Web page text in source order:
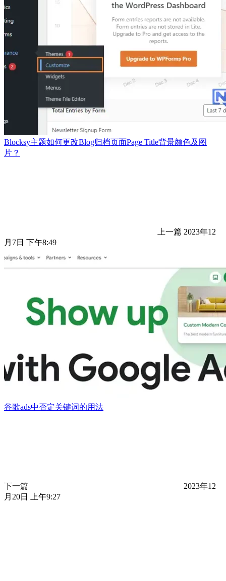
Blocksy主题如何更改Blog归档页面Page Title背景颜色及图
片？
上一篇 2023年12
月7日 下午8:49
谷歌ads中否定关键词的用法
下一篇
2023年12
月20日 上午9:27